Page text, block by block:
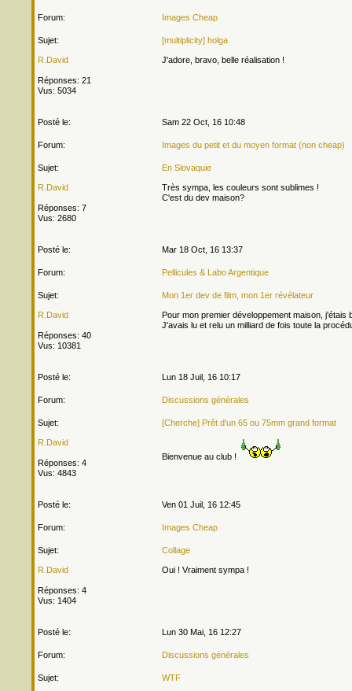
Forum: Images Cheap
Sujet: [multiplicity] holga
R.David
Réponses: 21
Vus: 5034
J'adore, bravo, belle réalisation !
Posté le: Sam 22 Oct, 16 10:48
Forum: Images du petit et du moyen format (non cheap)
Sujet: En Slovaquie
R.David
Réponses: 7
Vus: 2680
Très sympa, les couleurs sont sublimes !
C'est du dev maison?
Posté le: Mar 18 Oct, 16 13:37
Forum: Pellicules & Labo Argentique
Sujet: Mon 1er dev de film, mon 1er révélateur
R.David
Réponses: 40
Vus: 10381
Pour mon premier développement maison, j'étais
J'avais lu et relu un milliard de fois toute la
Posté le: Lun 18 Juil, 16 10:17
Forum: Discussions générales
Sujet: [Cherche] Prêt d'un 65 ou 75mm grand format
R.David
Réponses: 4
Vus: 4843
Bienvenue au club !
Posté le: Ven 01 Juil, 16 12:45
Forum: Images Cheap
Sujet: Collage
R.David
Réponses: 4
Vus: 1404
Oui ! Vraiment sympa !
Posté le: Lun 30 Mai, 16 12:27
Forum: Discussions générales
Sujet: WTF